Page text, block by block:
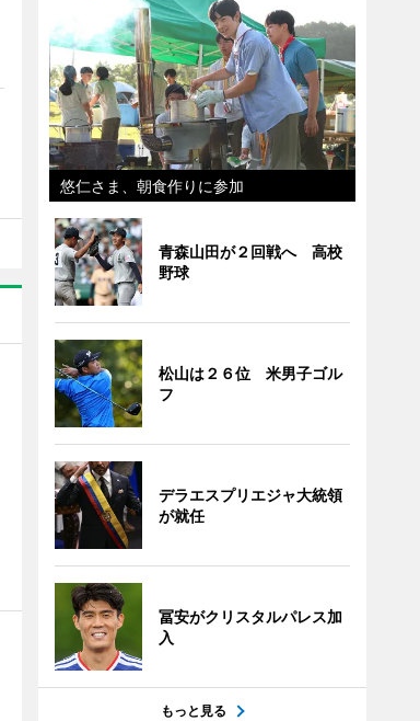
悠仁さま、朝食作りに参加
青森山田が２回戦へ 高校
野球
松山は２６位 米男子ゴル
フ
デラエスプリエジャ大統領
が就任
冨安がクリスタルパレス加
入
もっと見る